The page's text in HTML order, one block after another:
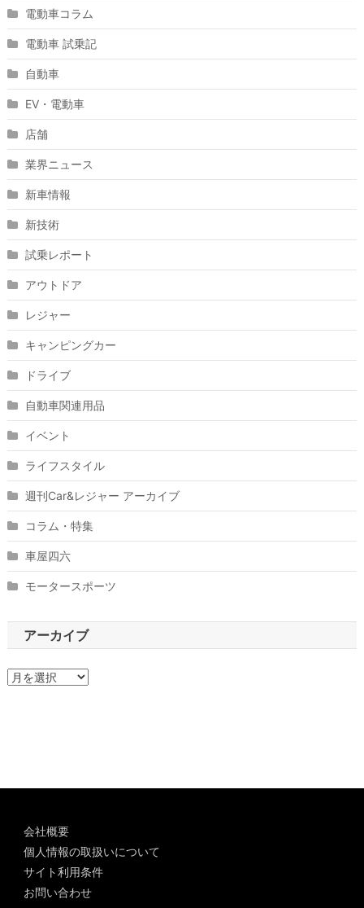
電動車コラム
電動車 試乗記
自動車
EV・電動車
店舗
業界ニュース
新車情報
新技術
試乗レポート
アウトドア
レジャー
キャンピングカー
ドライブ
自動車関連用品
イベント
ライフスタイル
週刊Car&レジャー アーカイブ
コラム・特集
車屋四六
モータースポーツ
アーカイブ
ア
会社概要
個人情報の取扱いについて
サイト利用条件
お問い合わせ